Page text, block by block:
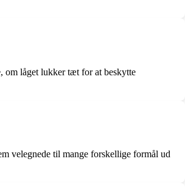
om låget lukker tæt for at beskytte
velegnede til mange forskellige formål ud